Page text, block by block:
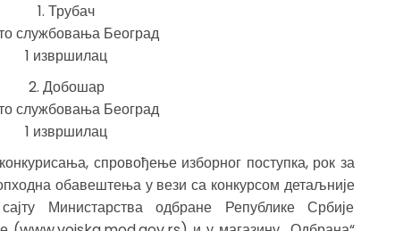
1. Трубач
службовања Београд
1 извршилац
2. Добошар
службовања Београд
1 извршилац
спровођење изборног поступка, рок за
обавештења у вези са конкурсом детаљније
Министарства одбране Републике Србије